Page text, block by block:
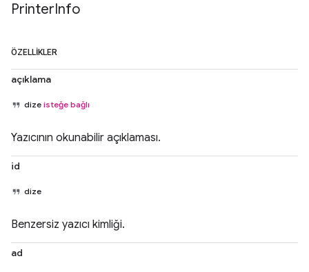
PrinterInfo
ÖZELLIKLER
açıklama
dize isteğe bağlı
Yazıcının okunabilir açıklaması.
id
dize
Benzersiz yazıcı kimliği.
ad